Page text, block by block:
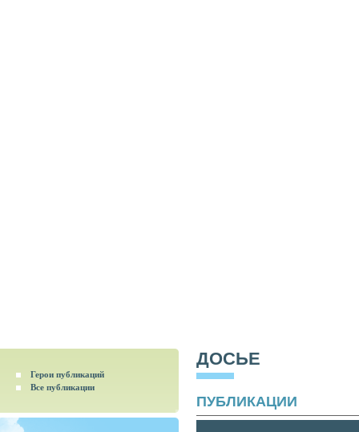
Герои публикаций
Все публикации
ДОСЬЕ
ПУБЛИКАЦИИ